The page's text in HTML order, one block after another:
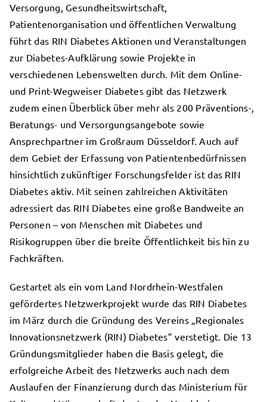
Versorgung, Gesundheitswirtschaft,
Patientenorganisation und öffentlichen Verwaltung
führt das RIN Diabetes Aktionen und Veranstaltungen
zur Diabetes-Aufklärung sowie Projekte in
verschiedenen Lebenswelten durch. Mit dem Online-
und Print-Wegweiser Diabetes gibt das Netzwerk
zudem einen Überblick über mehr als 200 Präventions-,
Beratungs- und Versorgungsangebote sowie
Ansprechpartner im Großraum Düsseldorf. Auch auf
dem Gebiet der Erfassung von Patientenbedürfnissen
hinsichtlich zukünftiger Forschungsfelder ist das RIN
Diabetes aktiv. Mit seinen zahlreichen Aktivitäten
adressiert das RIN Diabetes eine große Bandweite an
Personen – von Menschen mit Diabetes und
Risikogruppen über die breite Öffentlichkeit bis hin zu
Fachkräften.
Gestartet als ein vom Land Nordrhein-Westfalen
gefördertes Netzwerkprojekt wurde das RIN Diabetes
im März durch die Gründung des Vereins „Regionales
Innovationsnetzwerk (RIN) Diabetes” verstetigt. Die 13
Gründungsmitglieder haben die Basis gelegt, die
erfolgreiche Arbeit des Netzwerks auch nach dem
Auslaufen der Finanzierung durch das Ministerium für